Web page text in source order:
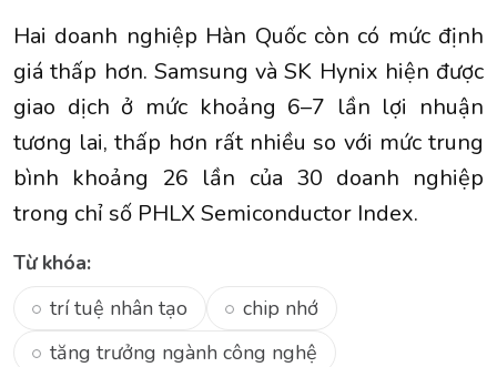
Hai doanh nghiệp Hàn Quốc còn có mức định
giá thấp hơn. Samsung và SK Hynix hiện được
giao dịch ở mức khoảng 6–7 lần lợi nhuận
tương lai, thấp hơn rất nhiều so với mức trung
bình khoảng 26 lần của 30 doanh nghiệp
trong chỉ số PHLX Semiconductor Index.
Từ khóa:
trí tuệ nhân tạo
chip nhớ
tăng trưởng ngành công nghệ